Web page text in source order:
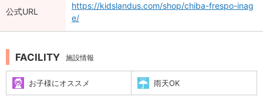
公式URL
https://kidslandus.com/shop/chiba-frespo-inag
e/
FACILITY 施設情報
お子様にオススメ 雨天OK